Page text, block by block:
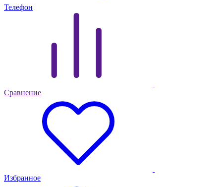
Телефон
Сравнение
Избранное